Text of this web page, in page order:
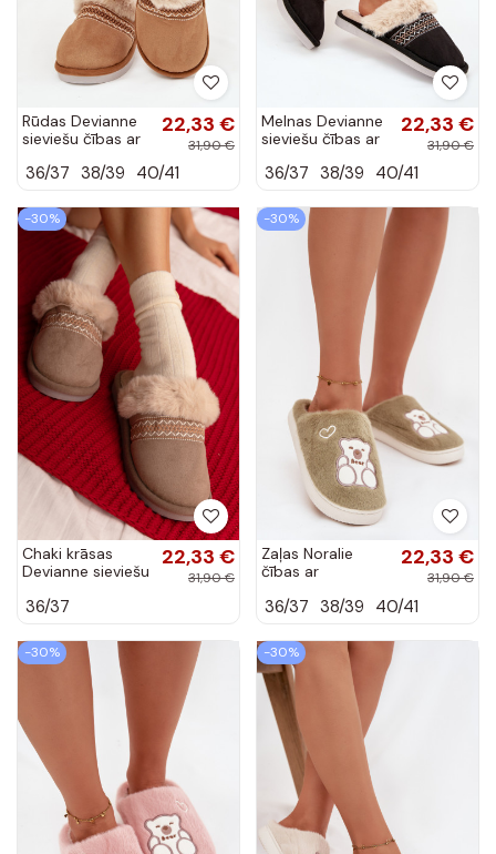
Rūdas Devianne
sieviešu čības ar
izšuvumu
22,33 €
31,90 €
36/37 38/39 40/41
Melnas Devianne
sieviešu čības ar
izšuvumu
22,33 €
31,90 €
36/37 38/39 40/41
-30%
Chaki krāsas
Devianne sieviešu
kažokādu un
22,33 €
31,90 €
36/37
-30%
Zaļas Noralie
čības ar
22,33 €
31,90 €
36/37 38/39 40/41
-30% -30%